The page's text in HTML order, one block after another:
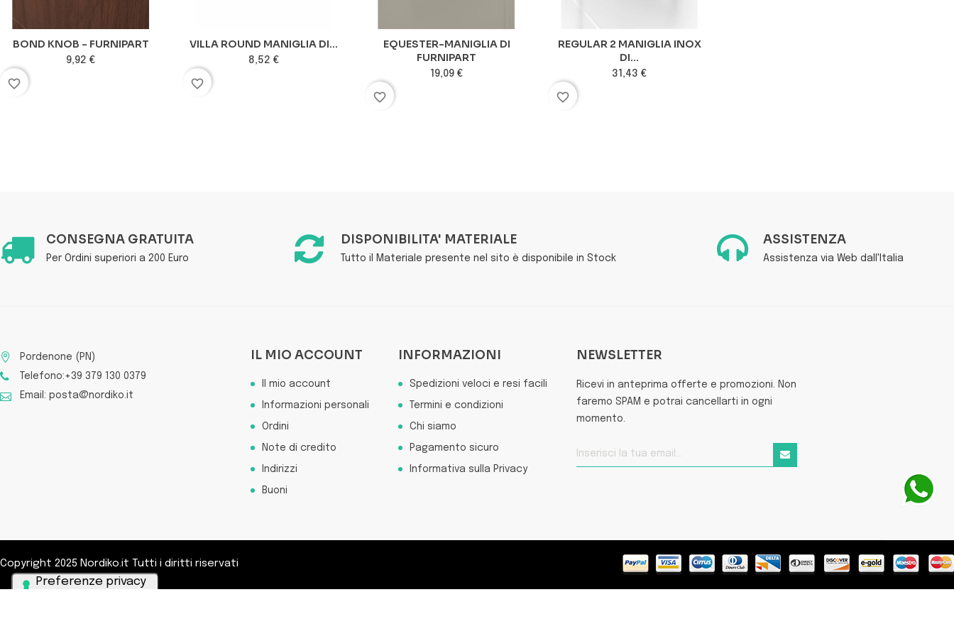
BOND KNOB - FURNIPART
9,92 €
favorite_border
VILLA ROUND MANIGLIA DI...
8,52 €
favorite_border
EQUESTER-MANIGLIA DI
FURNIPART
19,09 €
favorite_border
REGULAR 2 MANIGLIA INOX
DI...
31,43 €
favorite_border
CONSEGNA GRATUITA
Per Ordini superiori a 200 Euro
DISPONIBILITA' MATERIALE
Tutto il Materiale presente nel sito è disponibile in Stock
ASSISTENZA
Assistenza via Web dall'Italia
Pordenone (PN)
Telefono:+39 379 130 0379
Email: posta@nordiko.it
IL MIO ACCOUNT
Il mio account
Informazioni personali
Ordini
Note di credito
Indirizzi
Buoni
INFORMAZIONI
Spedizioni veloci e resi facili
Termini e condizioni
Chi siamo
Pagamento sicuro
Informativa sulla Privacy
NEWSLETTER
Ricevi in anteprima offerte e promozioni. Non
faremo SPAM e potrai cancellarti in ogni
momento.
Copyright 2025 Nordiko.it Tutti i diritti riservati